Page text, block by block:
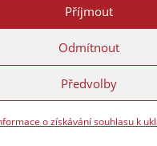
Příjmout
Odmítnout
Předvolby
o získávání souhlasu k